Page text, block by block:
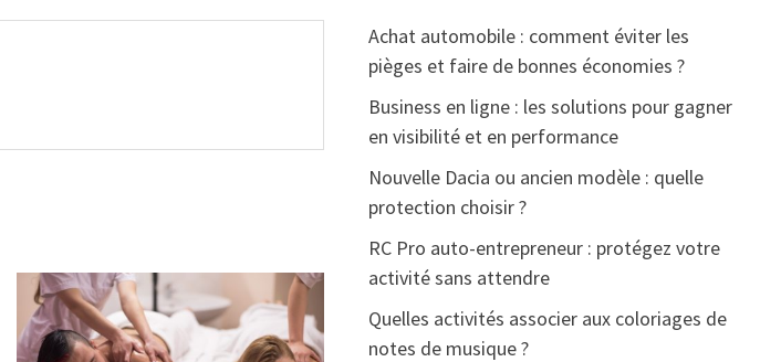
Achat automobile : comment éviter les
pièges et faire de bonnes économies ?
Business en ligne : les solutions pour gagner
en visibilité et en performance
Nouvelle Dacia ou ancien modèle : quelle
protection choisir ?
RC Pro auto-entrepreneur : protégez votre
activité sans attendre
Quelles activités associer aux coloriages de
notes de musique ?